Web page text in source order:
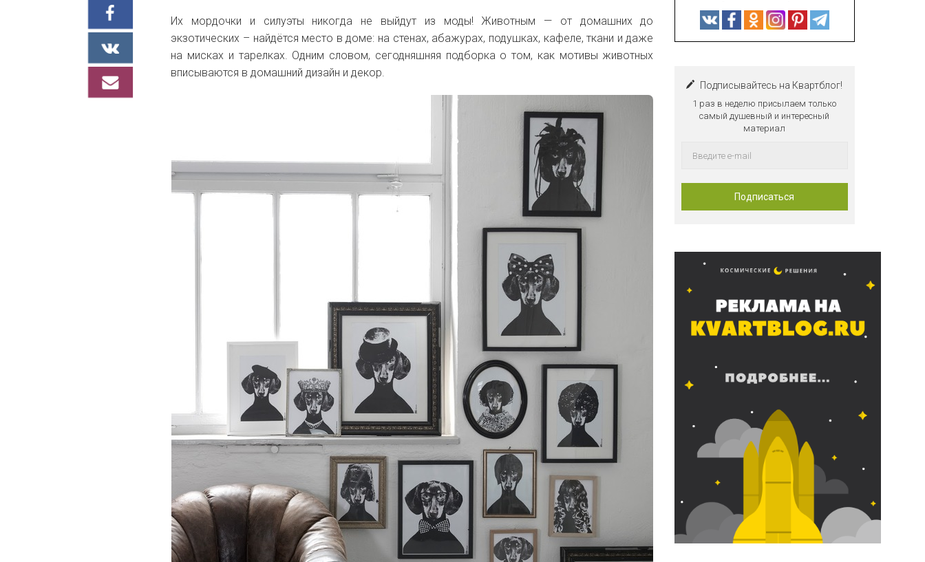
Их мордочки и силуэты никогда не выйдут из моды! Животным — от домашних до
экзотических – найдётся место в доме: на стенах, абажурах, подушках, кафеле, ткани и даже
на мисках и тарелках. Одним словом, сегодняшняя подборка о том, как мотивы животных
вписываются в домашний дизайн и декор.
Подписывайтесь на Квартблог!
1 раз в неделю присылаем только
самый душевный и интересный
материал